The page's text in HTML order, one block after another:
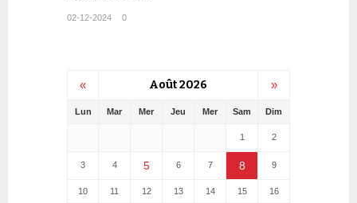
02-12-2024 0
« Août 2026 »
Lun Mar Mer Jeu Mer Sam Dim
1 2
3 4 5 6 7 8 9
10 11 12 13 14 15 16